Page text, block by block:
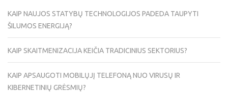
KAIP NAUJOS STATYBŲ TECHNOLOGIJOS PADEDA TAUPYTI
ŠILUMOS ENERGIJĄ?
KAIP SKAITMENIZACIJA KEIČIA TRADICINIUS SEKTORIUS?
KAIP APSAUGOTI MOBILŲJĮ TELEFONĄ NUO VIRUSŲ IR
KIBERNETINIŲ GRĖSMIŲ?